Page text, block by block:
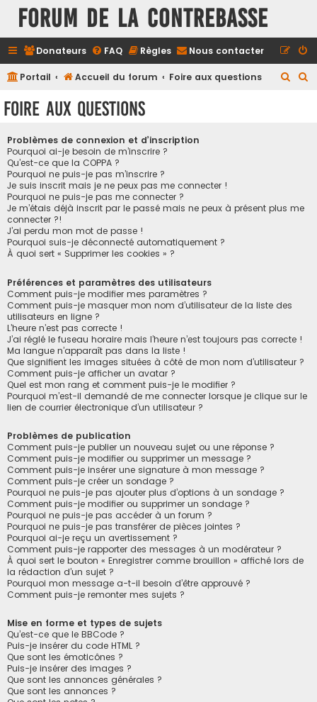
FORUM DE LA CONTREBASSE
Donateurs FAQ Règles Nous contacter
Portail Accueil du forum Foire aux questions
h
Foire aux questions
Problèmes de connexion et d’inscription
Pourquoi ai-je besoin de m’inscrire ?
Qu’est-ce que la COPPA ?
Pourquoi ne puis-je pas m’inscrire ?
Je suis inscrit mais je ne peux pas me connecter !
Pourquoi ne puis-je pas me connecter ?
Je m’étais déjà inscrit par le passé mais ne peux à présent plus me
connecter ?!
J’ai perdu mon mot de passe !
Pourquoi suis-je déconnecté automatiquement ?
À quoi sert « Supprimer les cookies » ?
Préférences et paramètres des utilisateurs
Comment puis-je modifier mes paramètres ?
Comment puis-je masquer mon nom d’utilisateur de la liste des
utilisateurs en ligne ?
L’heure n’est pas correcte !
J’ai réglé le fuseau horaire mais l’heure n’est toujours pas correcte !
Ma langue n’apparaît pas dans la liste !
Que signifient les images situées à côté de mon nom d’utilisateur ?
Comment puis-je afficher un avatar ?
Quel est mon rang et comment puis-je le modifier ?
Pourquoi m’est-il demandé de me connecter lorsque je clique sur le
lien de courrier électronique d’un utilisateur ?
Problèmes de publication
Comment puis-je publier un nouveau sujet ou une réponse ?
Comment puis-je modifier ou supprimer un message ?
Comment puis-je insérer une signature à mon message ?
Comment puis-je créer un sondage ?
Pourquoi ne puis-je pas ajouter plus d’options à un sondage ?
Comment puis-je modifier ou supprimer un sondage ?
Pourquoi ne puis-je pas accéder à un forum ?
Pourquoi ne puis-je pas transférer de pièces jointes ?
Pourquoi ai-je reçu un avertissement ?
Comment puis-je rapporter des messages à un modérateur ?
À quoi sert le bouton « Enregistrer comme brouillon » affiché lors de
la rédaction d’un sujet ?
Pourquoi mon message a-t-il besoin d’être approuvé ?
Comment puis-je remonter mes sujets ?
Mise en forme et types de sujets
Qu’est-ce que le BBCode ?
Puis-je insérer du code HTML ?
Que sont les émoticônes ?
Puis-je insérer des images ?
Que sont les annonces générales ?
Que sont les annonces ?